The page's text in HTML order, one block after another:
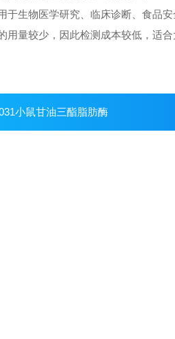
于生物医学研究、临床诊断、食品
用量较少，因此检测成本较低，适
小鼠甘油三酯脂肪酶